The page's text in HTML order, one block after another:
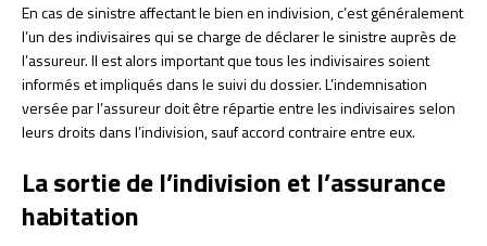
En cas de sinistre affectant le bien en indivision, c’est généralement
l’un des indivisaires qui se charge de déclarer le sinistre auprès de
l’assureur. Il est alors important que tous les indivisaires soient
informés et impliqués dans le suivi du dossier. L’indemnisation
versée par l’assureur doit être répartie entre les indivisaires selon
leurs droits dans l’indivision, sauf accord contraire entre eux.
La sortie de l’indivision et l’assurance
habitation